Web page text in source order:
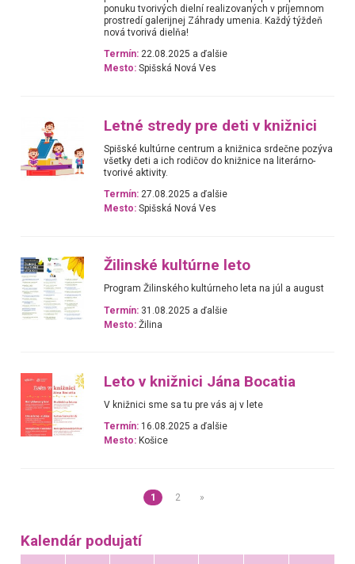
ponuku tvorivých dielní realizovaných v príjemnom
prostredí galerijnej Záhrady umenia. Každý týždeň
nová tvorivá dielňa!
Termín: 22.08.2025 a ďalšie
Mesto: Spišská Nová Ves
Letné stredy pre deti v knižnici
Spišské kultúrne centrum a knižnica srdečne pozýva
všetky deti a ich rodičov do knižnice na literárno-
tvorivé aktivity.
Termín: 27.08.2025 a ďalšie
Mesto: Spišská Nová Ves
Žilinské kultúrne leto
Program Žilinského kultúrneho leta na júl a august
Termín: 31.08.2025 a ďalšie
Mesto: Žilina
Leto v knižnici Jána Bocatia
V knižnici sme sa tu pre vás aj v lete
Termín: 16.08.2025 a ďalšie
Mesto: Košice
1 2 »
Kalendár podujatí